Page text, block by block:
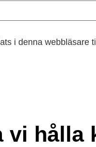
i denna webbläsare
vi hålla